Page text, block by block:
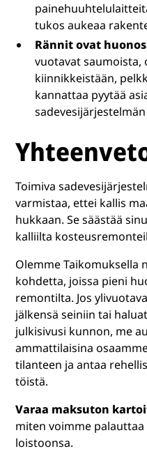
tukos aukeaa
Rännit ovat
vuotavat saumoista,
kiinnikkeistään,
kannattaa pyytää
Toimiva
varmistaa, ettei kallis
hukkaan. Se säästää
kalliilta
Olemme Taikomuksella
kohdetta, joissa pieni
remontilta. Jos
jälkensä seiniin tai
julkisivusi kunnon, me
ammattilaisina
tilanteen ja antaa
töistä.
Varaa maksuton
miten voimme
loistoonsa.